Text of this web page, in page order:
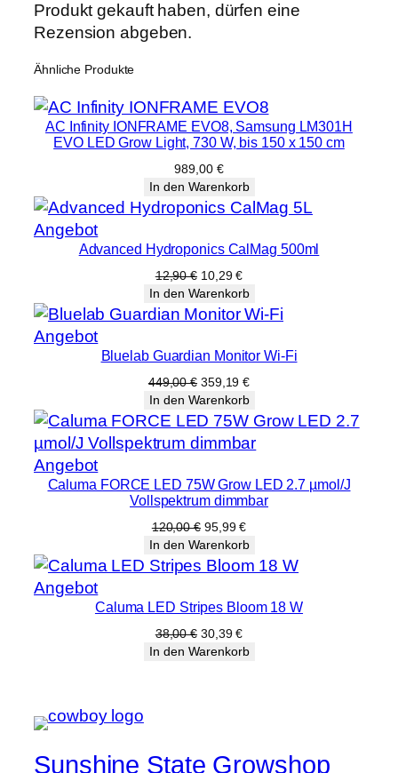
e
n
e
Produkt gekauft haben, dürfen eine
Rezension abgeben.
Ähnliche Produkte
AC Infinity IONFRAME EVO8, Samsung LM301H
EVO LED Grow Light, 730 W, bis 150 x 150 cm
989,00 €
In den Warenkorb
AngebotProdukt
im
Angebot
Advanced Hydroponics CalMag 500ml
12,90€ Ursprünglicher
Preis
war:
12,90 €
10,29€Aktueller
Preis
ist:
10,29 €.
In den Warenkorb
AngebotProdukt
im
Angebot
Bluelab Guardian Monitor Wi-Fi
449,00€ Ursprünglicher
Preis
war:
449,00 €
359,19€Aktueller
Preis
ist:
359,19 €.
In den Warenkorb
AngebotProdukt
im
Angebot
Caluma FORCE LED 75W Grow LED 2.7 µmol/J
Vollspektrum dimmbar
120,00€ Ursprünglicher
Preis
war:
120,00 €
95,99€Aktueller
Preis
ist:
95,99 €.
In den Warenkorb
AngebotProdukt
im
Angebot
Caluma LED Stripes Bloom 18 W
38,00€ Ursprünglicher
Preis
30,39€Aktueller
Preis
In den Warenkorb
Sunshine State Growshop